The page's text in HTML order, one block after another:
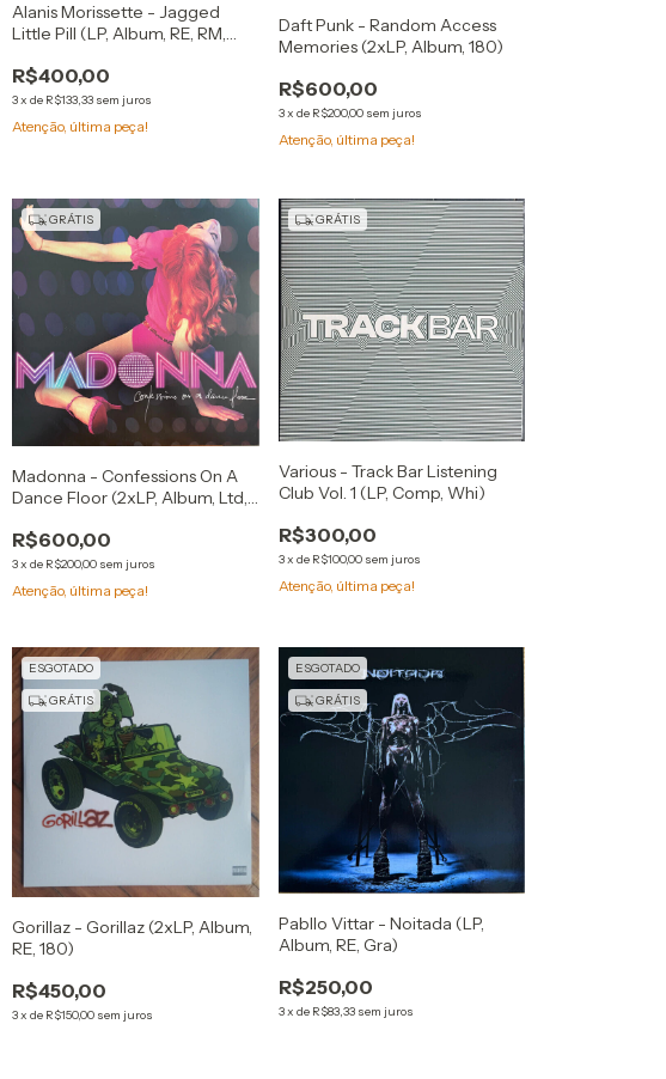
Alanis Morissette - Jagged
Little Pill (LP, Album, RE, RM,
R$400,00
3xde R$133,33 sem juros
Atenção, última peça!
Daft Punk - Random Access
Memories (2xLP, Album, 180)
R$600,00
3x de R$200,00 sem juros
Atenção, última peça!
GRÁTIS
Madonna - Confessions On A
Dance Floor (2xLP, Album, Ltd,
R$600,00
3xde R$200,00 sem juros
Atenção, última peça!
GRÁTIS
Various - Track Bar Listening
Club Vol. 1 (LP, Comp, Whi)
R$300,00
3x de R$100,00 sem juros
Atenção, última peça!
ESGOTADO
GRÁTIS
Gorillaz - Gorillaz (2xLP, Album,
RE, 180)
R$450,00
3xde R$150,00 sem juros
ESGOTADO
GRÁTIS
Pabllo Vittar - Noitada (LP,
Album, RE, Gra)
R$250,00
3x de R$83,33 sem juros